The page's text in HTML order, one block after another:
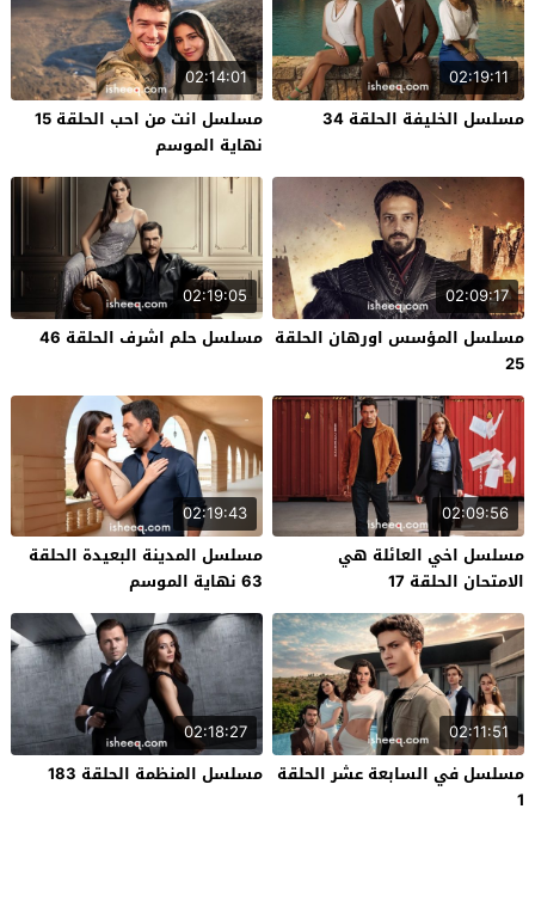
02:19:11
مسلسل الخليفة الحلقة 34
02:14:01
مسلسل انت من احب الحلقة 15
نهاية الموسم
02:09:17
مسلسل المؤسس اورهان الحلقة
25
02:19:05
مسلسل حلم اشرف الحلقة 46
02:09:56
مسلسل اخي العائلة هي
الامتحان الحلقة 17
02:19:43
مسلسل المدينة البعيدة الحلقة
63 نهاية الموسم
02:11:51
مسلسل في السابعة عشر الحلقة
1
02:18:27
مسلسل المنظمة الحلقة 183